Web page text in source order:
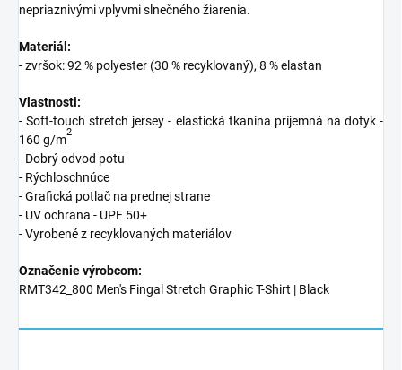
nepriaznivými vplyvmi slnečného žiarenia.
Materiál:
- zvršok: 92 % polyester (30 % recyklovaný), 8 % elastan
Vlastnosti:
- Soft-touch stretch jersey - elastická tkanina príjemná na dotyk -
160 g/m
2
- Dobrý odvod potu
- Rýchloschnúce
- Grafická potlač na prednej strane
- UV ochrana - UPF 50+
- Vyrobené z recyklovaných materiálov
Označenie výrobcom:
RMT342_800 Men's Fingal Stretch Graphic T-Shirt | Black